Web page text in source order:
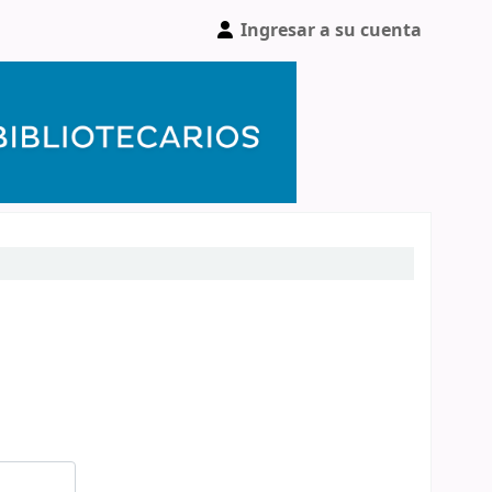
Ingresar a su cuenta